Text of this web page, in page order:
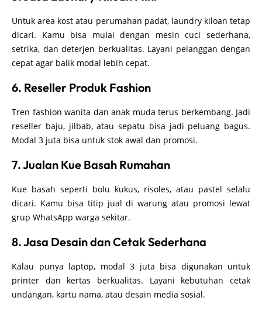
Untuk area kost atau perumahan padat, laundry kiloan tetap
dicari. Kamu bisa mulai dengan mesin cuci sederhana,
setrika, dan deterjen berkualitas. Layani pelanggan dengan
cepat agar balik modal lebih cepat.
6. Reseller Produk Fashion
Tren fashion wanita dan anak muda terus berkembang. Jadi
reseller baju, jilbab, atau sepatu bisa jadi peluang bagus.
Modal 3 juta bisa untuk stok awal dan promosi.
7. Jualan Kue Basah Rumahan
Kue basah seperti bolu kukus, risoles, atau pastel selalu
dicari. Kamu bisa titip jual di warung atau promosi lewat
grup WhatsApp warga sekitar.
8. Jasa Desain dan Cetak Sederhana
Kalau punya laptop, modal 3 juta bisa digunakan untuk
printer dan kertas berkualitas. Layani kebutuhan cetak
undangan, kartu nama, atau desain media sosial.